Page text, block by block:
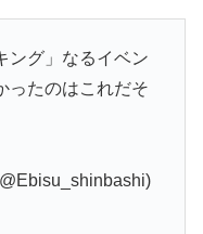
ング」なるイベン
ったのはこれだそ